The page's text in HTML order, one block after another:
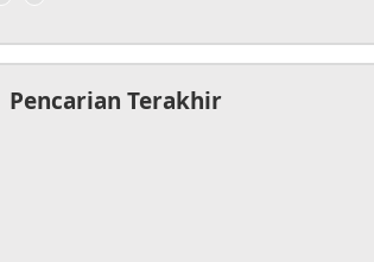
Pencarian Terakhir